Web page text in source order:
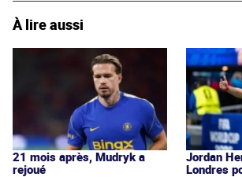
À lire aussi
21 mois après, Mudryk a
rejoué
Jordan
Londres